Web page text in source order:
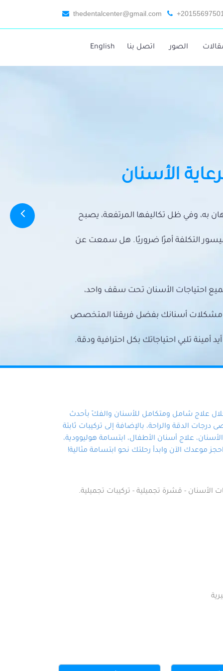
thedentalcenter@gmail.com
الصور اتصل بنا English
الأسنان
به، وفي ظل تكاليفها المرتفعة، يصبح
التكلفة أمرًا ضروريًا. هل سمعت عن
احتياجات الأسنان تحت سقف واحد،
مشكلات أسنانك بفضل فريقنا المتخصص
تلبي احتياجاتك بكل احترافية ودقة.
علاج شامل ومتكامل للأسنان والفكّ بأحدث
الدقة والراحة، بالإضافة إلى تركيبات ثابتة
علاج أسنان الأطفال، ابتسامة هوليوودية،
موعدك الآن وابدأ رحلتك نحو ابتسامة مثالية!
الأسنان - قشرة تجميلية - تركيبات تجميلية.